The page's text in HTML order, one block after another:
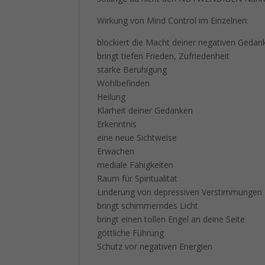
Wirkung von Mind Control im Einzelnen:
blockiert die Macht deiner negativen
bringt tiefen Frieden, Zufriedenheit
starke Beruhigung
Wohlbefinden
Heilung
Klarheit deiner Gedanken
Erkenntnis
eine neue Sichtweise
Erwachen
mediale Fähigkeiten
Raum für Spiritualität
Linderung von depressiven Verstimmungen
bringt schimmerndes Licht
bringt einen tollen Engel an deine Seite
göttliche Führung
Schutz vor negativen Energien